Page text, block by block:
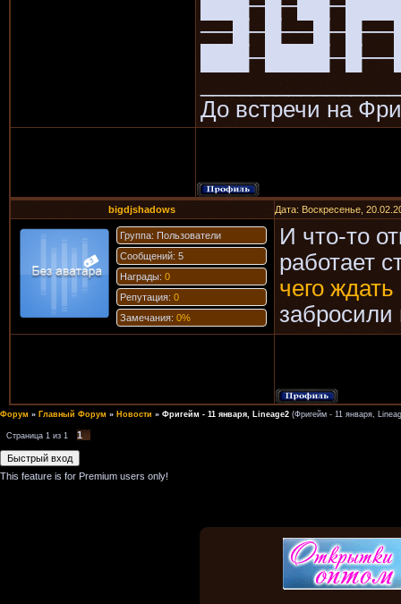
До встречи на
bigdjshadows Дата: Воскресенье,
Группа: Пользователи
Сообщений: 5
Награды: 0
Репутация: 0
Замечания: 0%
И что-то
работает
чего
забросили
Форум » Главный Форум » Новости » Фригейм - 11 января, Lineage2 (Фригейм - 11 января,
Страница 1 из 1 1
This feature is for Premium users only!